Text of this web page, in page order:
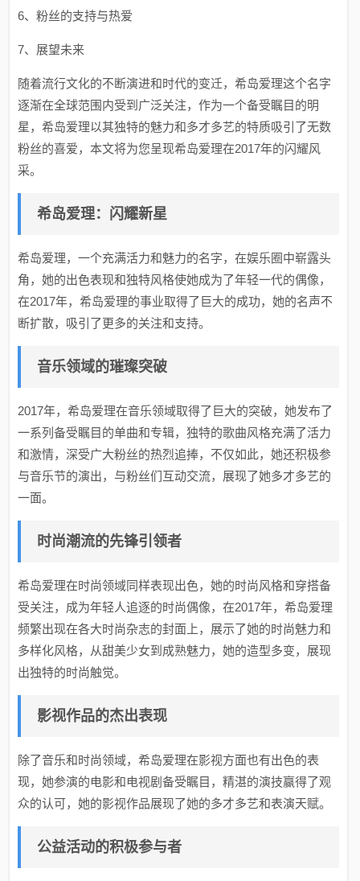
6、粉丝的支持与热爱
7、展望未来
随着流行文化的不断演进和时代的变迁，希岛爱理这个名字
逐渐在全球范围内受到广泛关注，作为一个备受瞩目的明
星，希岛爱理以其独特的魅力和多才多艺的特质吸引了无数
粉丝的喜爱，本文将为您呈现希岛爱理在2017年的闪耀风
采。
希岛爱理：闪耀新星
希岛爱理，一个充满活力和魅力的名字，在娱乐圈中崭露头
角，她的出色表现和独特风格使她成为了年轻一代的偶像，
在2017年，希岛爱理的事业取得了巨大的成功，她的名声不
断扩散，吸引了更多的关注和支持。
音乐领域的璀璨突破
2017年，希岛爱理在音乐领域取得了巨大的突破，她发布了
一系列备受瞩目的单曲和专辑，独特的歌曲风格充满了活力
和激情，深受广大粉丝的热烈追捧，不仅如此，她还积极参
与音乐节的演出，与粉丝们互动交流，展现了她多才多艺的
一面。
时尚潮流的先锋引领者
希岛爱理在时尚领域同样表现出色，她的时尚风格和穿搭备
受关注，成为年轻人追逐的时尚偶像，在2017年，希岛爱理
频繁出现在各大时尚杂志的封面上，展示了她的时尚魅力和
多样化风格，从甜美少女到成熟魅力，她的造型多变，展现
出独特的时尚触觉。
影视作品的杰出表现
除了音乐和时尚领域，希岛爱理在影视方面也有出色的表
现，她参演的电影和电视剧备受瞩目，精湛的演技赢得了观
众的认可，她的影视作品展现了她的多才多艺和表演天赋。
公益活动的积极参与者